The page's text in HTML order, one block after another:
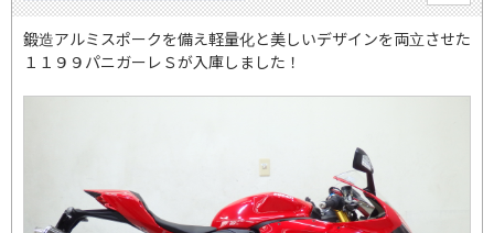
鍛造アルミスポークを備え軽量化と美しいデザインを両立させた
１１９９パニガーレＳが入庫しました！